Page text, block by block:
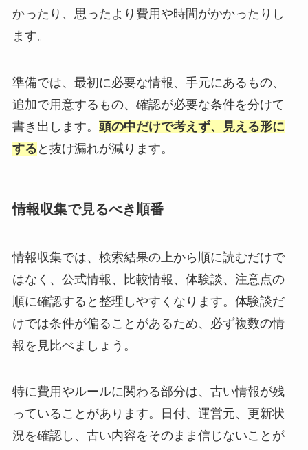
かったり、思ったより費用や時間がかかったりし
ます。
準備では、最初に必要な情報、手元にあるもの、
追加で用意するもの、確認が必要な条件を分けて
書き出します。 頭の中だけで考えず、見える形に
する と抜け漏れが減ります。
情報収集で見るべき順番
情報収集では、検索結果の上から順に読むだけで
はなく、公式情報、比較情報、体験談、注意点の
順に確認すると整理しやすくなります。体験談だ
けでは条件が偏ることがあるため、必ず複数の情
報を見比べましょう。
特に費用やルールに関わる部分は、古い情報が残
っていることがあります。日付、運営元、更新状
況を確認し、古い内容をそのまま信じないことが